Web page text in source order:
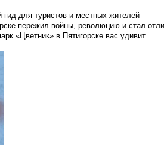
для туристов и местных жителей
пережил войны, революцию и стал
«Цветник» в Пятигорске вас удивит